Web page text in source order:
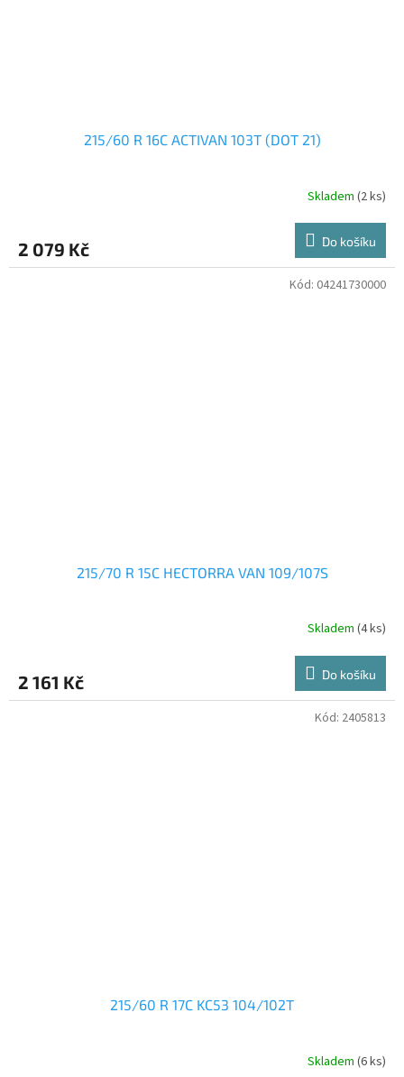
215/60 R 16C ACTIVAN 103T (DOT 21)
Skladem (2 ks)
2 079 Kč Do košíku
215/70 R 15C HECTORRA VAN 109/107S
Skladem (4 ks)
2 161 Kč Do košíku
Kód: 04241730000
215/60 R 17C KC53 104/102T
Skladem (6 ks)
Kód: 2405813